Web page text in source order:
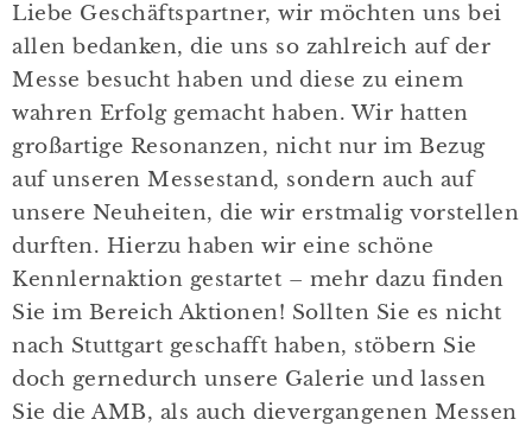
Liebe Geschäftspartner, wir möchten uns bei
allen bedanken, die uns so zahlreich auf der
Messe besucht haben und diese zu einem
wahren Erfolg gemacht haben. Wir hatten
großartige Resonanzen, nicht nur im Bezug
auf unseren Messestand, sondern auch auf
unsere Neuheiten, die wir erstmalig vorstellen
durften. Hierzu haben wir eine schöne
Kennlernaktion gestartet – mehr dazu finden
Sie im Bereich Aktionen! Sollten Sie es nicht
nach Stuttgart geschafft haben, stöbern Sie
doch gernedurch unsere Galerie und lassen
Sie die AMB, als auch dievergangenen Messen